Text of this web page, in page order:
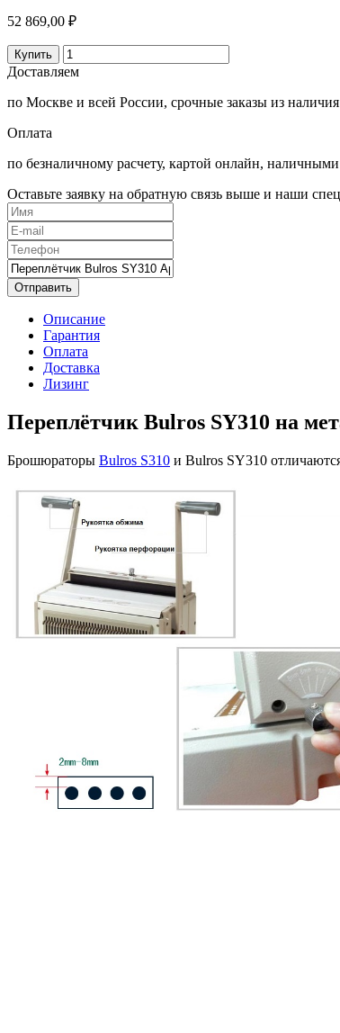
52 869,00 ₽
Купить
Доставляем
по Москве и всей России, срочные заказы из
Оплата
по безналичному расчету, картой онлайн,
Оставьте заявку на обратную связь выше и наши
Отправить
Описание
Гарантия
Оплата
Доставка
Лизинг
Переплётчик Bulros SY310 на
Брошюраторы Bulros S310 и Bulros SY310